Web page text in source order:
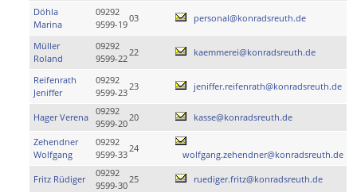
Döhla
Marina
09292
9599-19
03 personal@konradsreuth.de
Müller
Roland
09292
9599-22
22 kaemmerei@konradsreuth.de
Reifenrath
Jeniffer
09292
9599-23
23 jeniffer.reifenrath@konradsreuth.de
Hager Verena
09292
9599-20
20 kasse@konradsreuth.de
Zehendner
Wolfgang
09292
9599-33
24
wolfgang.zehendner@konradsreuth.de
Fritz Rüdiger
09292
9599-30
25 ruediger.fritz@konradsreuth.de